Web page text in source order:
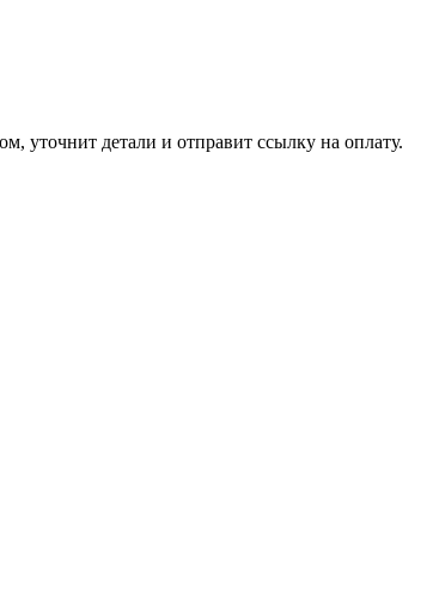
Наш стилист свяжется с вами в ближайшее время, поможет с выбором, уточнит детали и отправит ссылку на оплату.